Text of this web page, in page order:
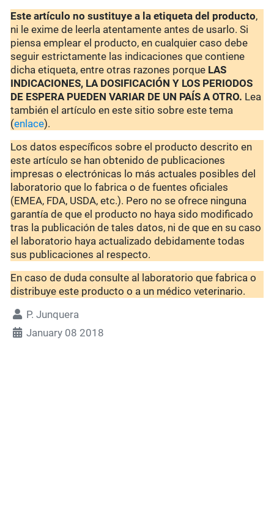
Este artículo no sustituye a la etiqueta del producto,
ni le exime de leerla atentamente antes de usarlo. Si
piensa emplear el producto, en cualquier caso debe
seguir estrictamente las indicaciones que contiene
dicha etiqueta, entre otras razones porque LAS
INDICACIONES, LA DOSIFICACIÓN Y LOS PERIODOS
DE ESPERA PUEDEN VARIAR DE UN PAÍS A OTRO. Lea
también el artículo en este sitio sobre este tema
(enlace).
Los datos específicos sobre el producto descrito en
este artículo se han obtenido de publicaciones
impresas o electrónicas lo más actuales posibles del
laboratorio que lo fabrica o de fuentes oficiales
(EMEA, FDA, USDA, etc.). Pero no se ofrece ninguna
garantía de que el producto no haya sido modificado
tras la publicación de tales datos, ni de que en su caso
el laboratorio haya actualizado debidamente todas
sus publicaciones al respecto.
En caso de duda consulte al laboratorio que fabrica o
distribuye este producto o a un médico veterinario.
P. Junquera
January 08 2018